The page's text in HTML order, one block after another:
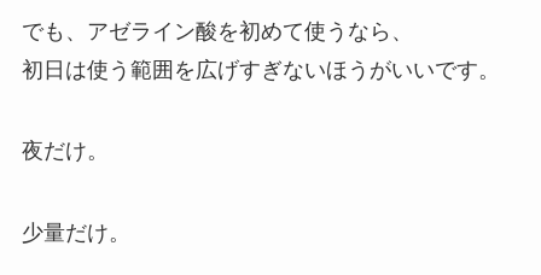
でも、アゼライン酸を初めて使うなら、
初日は使う範囲を広げすぎないほうがいいです。
夜だけ。
少量だけ。